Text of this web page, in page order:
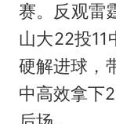
赛。反观雷
山大22投
硬解进球，
中高效拿下